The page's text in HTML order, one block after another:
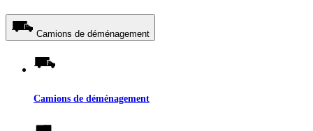
Camions de déménagement
Camions de déménagement